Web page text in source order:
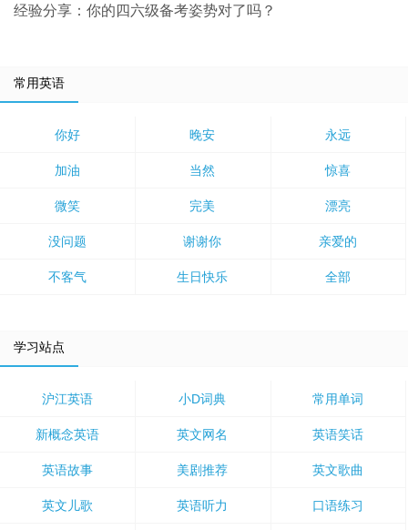
经验分享：你的四六级备考姿势对了吗？
常用英语
你好 晚安 永远
加油 当然 惊喜
微笑 完美 漂亮
没问题 谢谢你 亲爱的
不客气 生日快乐 全部
学习站点
沪江英语 小D词典 常用单词
新概念英语 英文网名 英语笑话
英语故事 美剧推荐 英文歌曲
英文儿歌 英语听力 口语练习